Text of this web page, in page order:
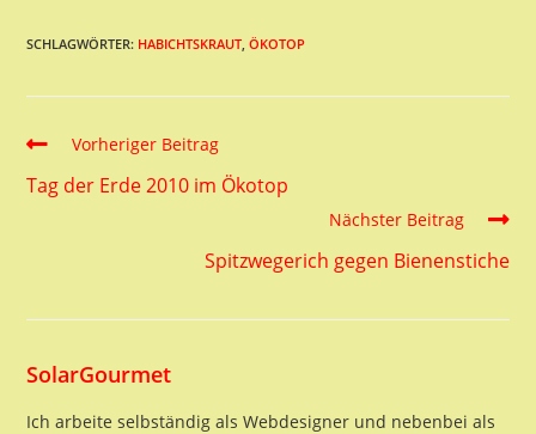
SCHLAGWÖRTER: HABICHTSKRAUT, ÖKOTOP
Read
more
Vorheriger Beitrag
Tag der Erde 2010 im Ökotop
Nächster Beitrag
Spitzwegerich gegen Bienenstiche
SolarGourmet
Ich arbeite selbständig als Webdesigner und nebenbei als